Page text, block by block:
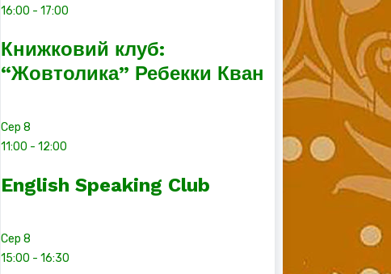
16:00 -17:00
Книжковий клуб:
“Жовтолика” Ребекки Кван
Сер8
11:00 -12:00
English Speaking Club
Сер8
15:00 -16:30